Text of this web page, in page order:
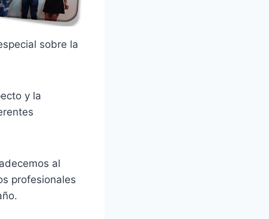
sobre la
y la
al
profesionales